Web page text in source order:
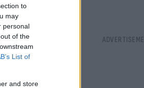
to
may
personal
of the
List of
and store